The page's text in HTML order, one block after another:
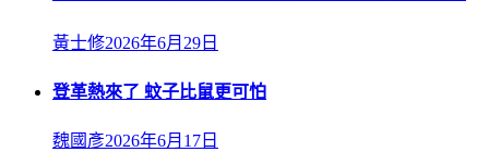
黃士修2026年6月29日
登革熱來了 蚊子比鼠更可怕
魏國彥2026年6月17日